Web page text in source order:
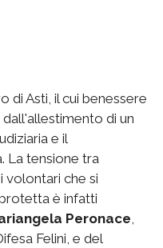
di Asti, il cui benessere
di un
e il
La tensione tra
volontari che si
è infatti
Peronace,
Felini, e del